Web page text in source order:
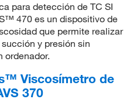
para detección de TC SI
470 es un dispositivo de
que permite realizar
y presión sin
ordenador.
Viscosímetro de
370